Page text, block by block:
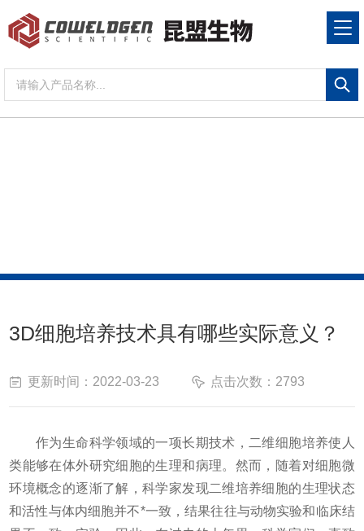
3D细胞培养技术具有哪些实际意义？
更新时间：2022-03-23 点击次数：2793
作为生命科学领域的一项长期技术，二维细胞培养使人
类能够在体外研究细胞的生理和病理。然而，随着对细胞微
环境概念的逐渐了解，科学家发现二维培养细胞的生理状态
和活性与体内细胞并不*一致，结果往往与动物实验和临床结